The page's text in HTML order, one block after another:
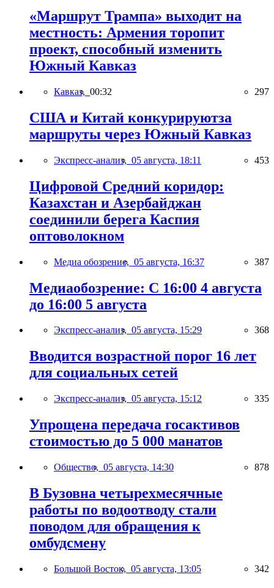
«Маршрут Трампа» выходит на
местность: Армения торопит
проект, способный изменить
Южный Кавказ
Кавказ, 00:32 297
США и Китай конкурируютза
маршруты через Южный Кавказ
Экспресс-анализ, 05 августа, 18:11 453
Цифровой Средний коридор:
Казахстан и Азербайджан
соединили берега Каспия
оптоволокном
Медиа обозрение, 05 августа, 16:37 387
Медиаобозрение: С 16:00 4 августа
до 16:00 5 августа
Экспресс-анализ, 05 августа, 15:29 368
Вводится возрастной порог 16 лет
для социальных сетей
Экспресс-анализ, 05 августа, 15:12 335
Упрощена передача госактивов
стоимостью до 5 000 манатов
Общество, 05 августа, 14:30 878
В Бузовна четырехмесячные
работы по водоотводу стали
поводом для обращения к
омбудсмену
Большой Восток, 05 августа, 13:05 342